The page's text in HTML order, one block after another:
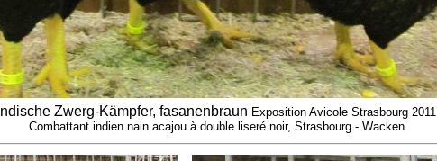
Indische Zwerg-Kämpfer, fasanenbraun Exposition Avicole Strasbourg 2011
Combattant indien nain acajou à double liseré noir, Strasbourg - Wacken